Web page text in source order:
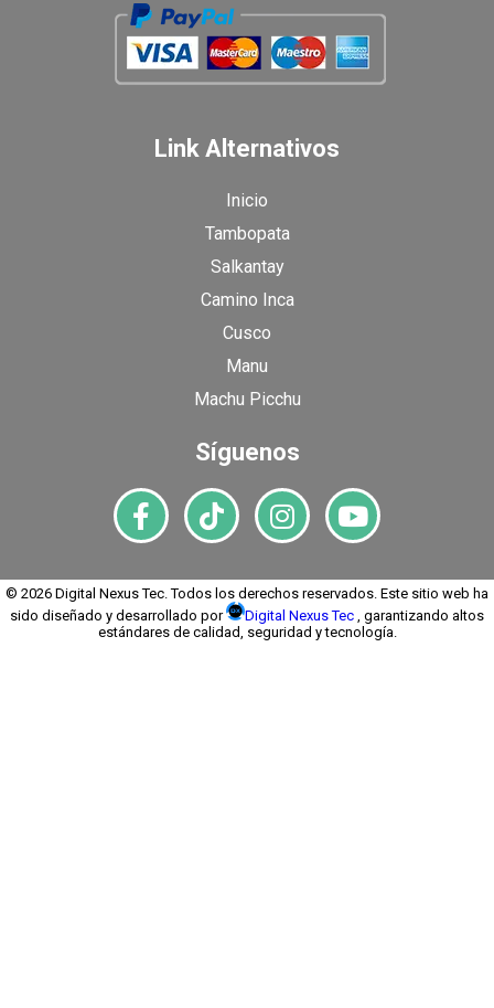
Link Alternativos
Inicio
Tambopata
Salkantay
Camino Inca
Cusco
Manu
Machu Picchu
Síguenos
© 2026 Digital Nexus Tec. Todos los derechos reservados. Este sitio web ha
sido diseñado y desarrollado por
Digital Nexus Tec , garantizando altos
estándares de calidad, seguridad y tecnología.